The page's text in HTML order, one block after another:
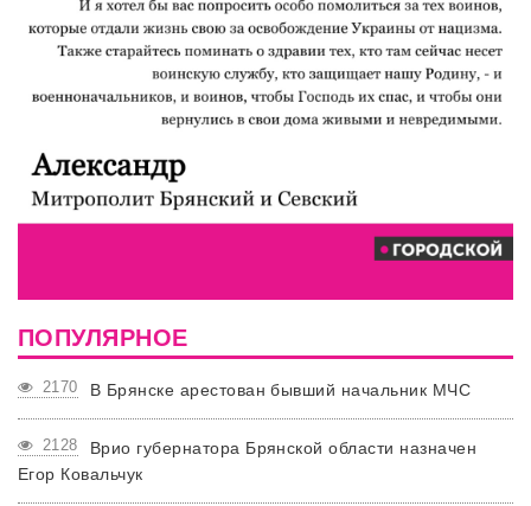
ПОПУЛЯРНОЕ
2170 В Брянске арестован бывший начальник МЧС
2128
Врио губернатора Брянской области назначен
Егор Ковальчук